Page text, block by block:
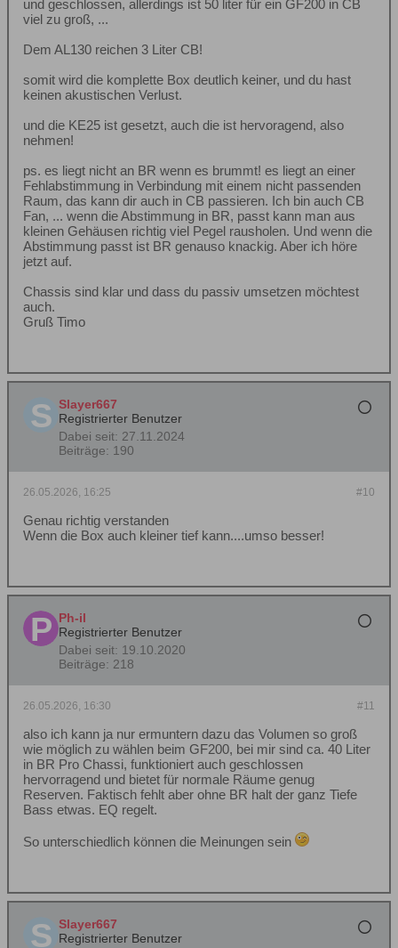
und geschlossen, allerdings ist 50 liter für ein GF200 in CB
viel zu groß, ...
Dem AL130 reichen 3 Liter CB!
somit wird die komplette Box deutlich keiner, und du hast
keinen akustischen Verlust.
und die KE25 ist gesetzt, auch die ist hervoragend, also
nehmen!
ps. es liegt nicht an BR wenn es brummt! es liegt an einer
Fehlabstimmung in Verbindung mit einem nicht passenden
Raum, das kann dir auch in CB passieren. Ich bin auch CB
Fan, ... wenn die Abstimmung in BR, passt kann man aus
kleinen Gehäusen richtig viel Pegel rausholen. Und wenn die
Abstimmung passt ist BR genauso knackig. Aber ich höre
jetzt auf.
Chassis sind klar und dass du passiv umsetzen möchtest
auch.
Gruß Timo
Slayer667
Registrierter Benutzer
Dabei seit: 27.11.2024
Beiträge: 190
#10
26.05.2026, 16:25
Genau richtig verstanden
Wenn die Box auch kleiner tief kann....umso besser!
Ph-il
Registrierter Benutzer
Dabei seit: 19.10.2020
Beiträge: 218
#11
26.05.2026, 16:30
also ich kann ja nur ermuntern dazu das Volumen so groß
wie möglich zu wählen beim GF200, bei mir sind ca. 40 Liter
in BR Pro Chassi, funktioniert auch geschlossen
hervorragend und bietet für normale Räume genug
Reserven. Faktisch fehlt aber ohne BR halt der ganz Tiefe
Bass etwas. EQ regelt.
So unterschiedlich können die Meinungen sein
Slayer667
Registrierter Benutzer